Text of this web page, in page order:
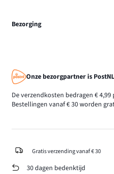
Bezorging
Onze bezorgpartner is PostNL
De verzendkosten bedragen €
Bestellingen vanaf € 30 worden
Gratis verzending vanaf € 30
30 dagen bedenktijd